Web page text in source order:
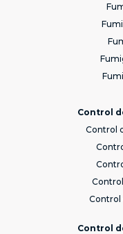
Control
Control
Control
Control